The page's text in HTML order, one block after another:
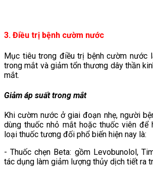
3. Điều trị bệnh cườm nước
Mục tiêu trong điều trị bệnh cườm nước
trong mắt và giảm tổn thương dây thần
mắt.
Giảm áp suất trong mắt
Khi cườm nước ở giai đoạn nhẹ, người
dùng thuốc nhỏ mắt hoặc thuốc viên để
loại thuốc tương đối phổ biến hiện nay là:
- Thuốc chẹn Beta: gồm Levobunolol,
tác dụng làm giảm lượng thủy dịch tiết ra